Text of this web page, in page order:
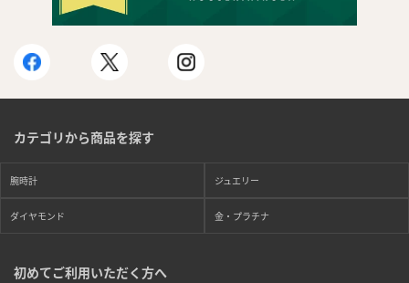
カテゴリから商品を探す
腕時計 ジュエリー
ダイヤモンド 金・プラチナ
初めてご利用いただく方へ